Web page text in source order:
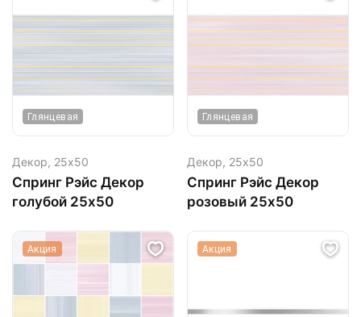
Глянцевая
Декор, 25х50
Спринг Рэйс Декор
голубой 25х50
Глянцевая
Декор, 25х50
Спринг Рэйс Декор
розовый 25х50
Акция Акция